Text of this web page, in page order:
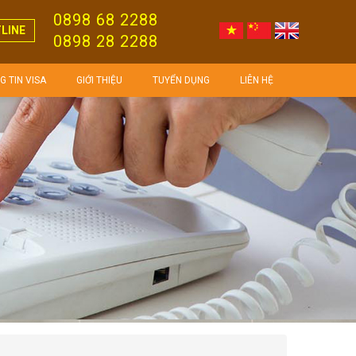
0898 68 2288
0898 28 2288
TIN VISA GIỚI THIỆU TUYỂN DỤNG LIÊN HỆ